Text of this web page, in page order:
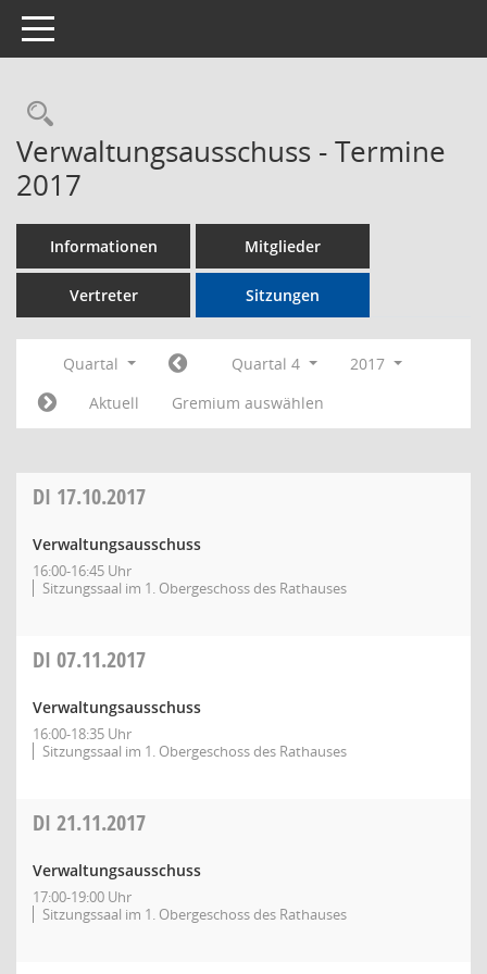
Toggle navigation
Rechercheauswahl
Verwaltungsausschuss - Termine
2017
Informationen Mitglieder
Vertreter Sitzungen
Quartal Quartal 4
2017
Aktuell
Gremium auswählen
DI 17.10.2017
Verwaltungsausschuss
16:00-16:45 Uhr
Sitzungssaal im 1. Obergeschoss des Rathauses
DI 07.11.2017
Verwaltungsausschuss
16:00-18:35 Uhr
Sitzungssaal im 1. Obergeschoss des Rathauses
DI 21.11.2017
Verwaltungsausschuss
17:00-19:00 Uhr
Sitzungssaal im 1. Obergeschoss des Rathauses